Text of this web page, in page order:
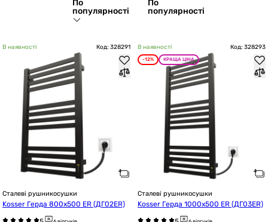
По
популярності
По
популярності
В наявності Код: 328291
Сталеві рушникосушки
Kosser Герда 800х500 ER (ДГ02ER)
В наявності Код: 328293
-12% КРАЩА ЦІНА
Сталеві рушникосушки
Kosser Герда 1000х500 ER (ДГ03ER)